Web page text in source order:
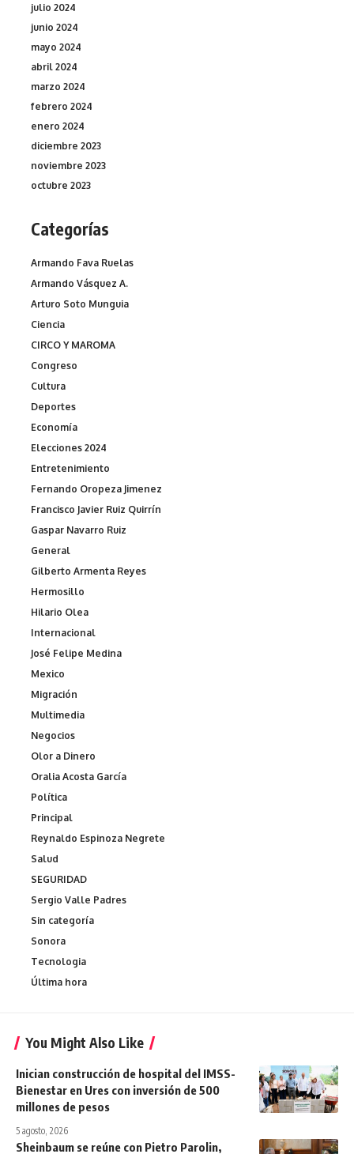
julio 2024
junio 2024
mayo 2024
abril 2024
marzo 2024
febrero 2024
enero 2024
diciembre 2023
noviembre 2023
octubre 2023
Categorías
Armando Fava Ruelas
Armando Vásquez A.
Arturo Soto Munguia
Ciencia
CIRCO Y MAROMA
Congreso
Cultura
Deportes
Economía
Elecciones 2024
Entretenimiento
Fernando Oropeza Jimenez
Francisco Javier Ruiz Quirrín
Gaspar Navarro Ruiz
General
Gilberto Armenta Reyes
Hermosillo
Hilario Olea
Internacional
José Felipe Medina
Mexico
Migración
Multimedia
Negocios
Olor a Dinero
Oralia Acosta García
Política
Principal
Reynaldo Espinoza Negrete
Salud
SEGURIDAD
Sergio Valle Padres
Sin categoría
Sonora
Tecnologia
Última hora
You Might Also Like
Inician construcción de hospital del IMSS-
Bienestar en Ures con inversión de 500
millones de pesos
5 agosto, 2026
Sheinbaum se reúne con Pietro Parolin,